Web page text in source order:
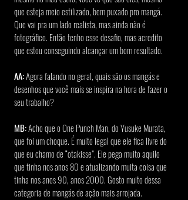
que esteja meio estilizado, bem puxado pro mangá.
Que vai pra um lado realista, mas ainda não é
fotográfico. Então tenho esse desafio, mas acredito
que estou conseguindo alcançar um bom resultado.
AA: Agora falando no geral, quais são os mangás e
desenhos que você mais se inspira na hora de fazer o
seu trabalho?
MB: Acho que o One Punch Man, do Yusuke Murata,
que foi um choque. É muito legal que ele fica livre do
que eu chamo de “otakisse”. Ele pega muito aquilo
que tinha nos anos 80 e atualizando muita coisa que
tinha nos anos 90, anos 2000. Gosto muito dessa
categoria de mangás de ação mais arrojada.